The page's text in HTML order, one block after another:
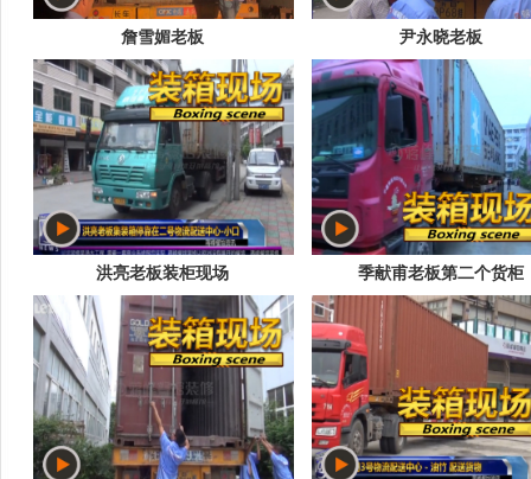
詹雪媚老板 尹永晓老板
洪亮老板装柜现场 季献甫老板第二个货柜